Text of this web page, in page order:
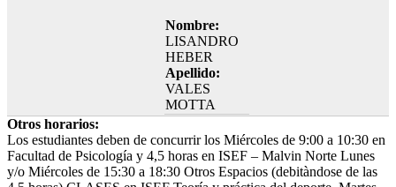
Nombre:
LISANDRO
HEBER
Apellido:
VALES
MOTTA
Otros horarios:
Los estudiantes deben de concurrir los Miércoles de 9:00 a 10:30 en
Facultad de Psicología y 4,5 horas en ISEF – Malvin Norte Lunes
y/o Miércoles de 15:30 a 18:30 Otros Espacios (debitàndose de las